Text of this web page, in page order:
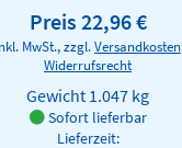
Preis 22,96 €
MwSt., zzgl.Versandkosten
Widerrufsrecht
Gewicht 1.047 kg
Sofort lieferbar
Lieferzeit: